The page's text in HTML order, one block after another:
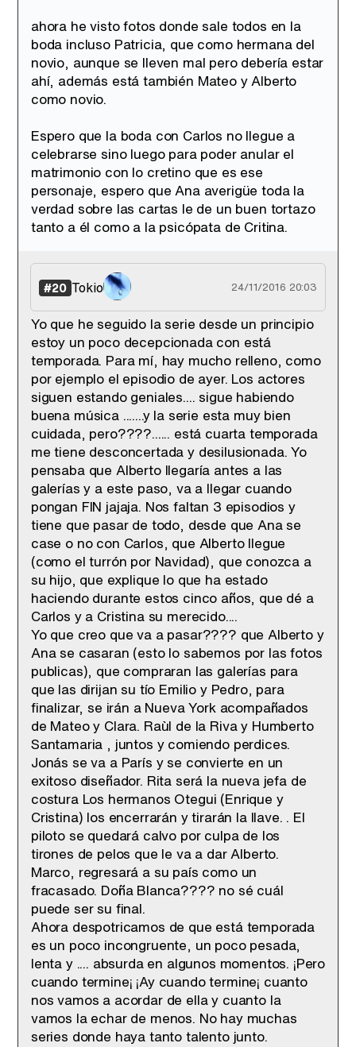
ahora he visto fotos donde sale todos en la
boda incluso Patricia, que como hermana del
novio, aunque se lleven mal pero debería estar
ahí, además está también Mateo y Alberto
como novio.
Espero que la boda con Carlos no llegue a
celebrarse sino luego para poder anular el
matrimonio con lo cretino que es ese
personaje, espero que Ana averigüe toda la
verdad sobre las cartas le de un buen tortazo
tanto a él como a la psicópata de Critina.
#20 Tokio 24/11/2016 20:03
Yo que he seguido la serie desde un principio
estoy un poco decepcionada con está
temporada. Para mí, hay mucho relleno, como
por ejemplo el episodio de ayer. Los actores
siguen estando geniales.... sigue habiendo
buena música .......y la serie esta muy bien
cuidada, pero????...... está cuarta temporada
me tiene desconcertada y desilusionada. Yo
pensaba que Alberto llegaría antes a las
galerías y a este paso, va a llegar cuando
pongan FIN jajaja. Nos faltan 3 episodios y
tiene que pasar de todo, desde que Ana se
case o no con Carlos, que Alberto llegue
(como el turrón por Navidad), que conozca a
su hijo, que explique lo que ha estado
haciendo durante estos cinco años, que dé a
Carlos y a Cristina su merecido....
Yo que creo que va a pasar???? que Alberto y
Ana se casaran (esto lo sabemos por las fotos
publicas), que compraran las galerías para
que las dirijan su tío Emilio y Pedro, para
finalizar, se irán a Nueva York acompañados
de Mateo y Clara. Raùl de la Riva y Humberto
Santamaria , juntos y comiendo perdices.
Jonás se va a París y se convierte en un
exitoso diseñador. Rita será la nueva jefa de
costura Los hermanos Otegui (Enrique y
Cristina) los encerrarán y tirarán la llave. . El
piloto se quedará calvo por culpa de los
tirones de pelos que le va a dar Alberto.
Marco, regresará a su país como un
fracasado. Doña Blanca???? no sé cuál
puede ser su final.
Ahora despotricamos de que está temporada
es un poco incongruente, un poco pesada,
lenta y .... absurda en algunos momentos. ¡Pero
cuando termine¡ ¡Ay cuando termine¡ cuanto
nos vamos a acordar de ella y cuanto la
vamos la echar de menos. No hay muchas
series donde haya tanto talento junto.